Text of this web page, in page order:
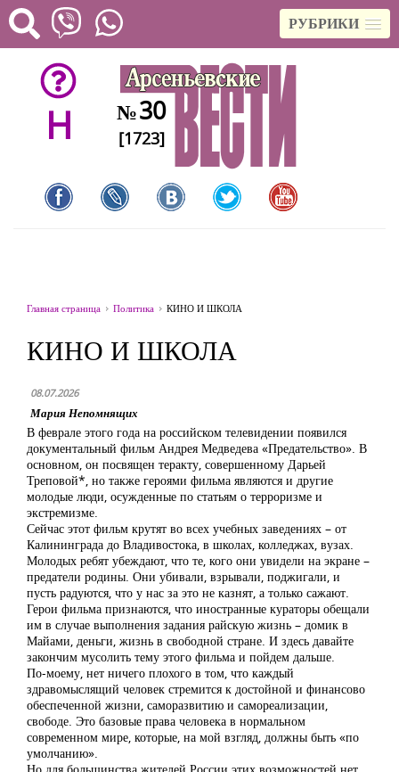
РУБРИКИ
H №30
[1723]
Главная страница Политика КИНО И ШКОЛА
КИНО И ШКОЛА
08.07.2026
Мария Непомнящих
В феврале этого года на российском телевидении появился
документальный фильм Андрея Медведева «Предательство». В
основном, он посвящен теракту, совершенному Дарьей
Треповой*, но также героями фильма являются и другие
молодые люди, осужденные по статьям о терроризме и
экстремизме.
Сейчас этот фильм крутят во всех учебных заведениях – от
Калининграда до Владивостока, в школах, колледжах, вузах.
Молодых ребят убеждают, что те, кого они увидели на экране –
предатели родины. Они убивали, взрывали, поджигали, и
пусть радуются, что у нас за это не казнят, а только сажают.
Герои фильма признаются, что иностранные кураторы обещали
им в случае выполнения задания райскую жизнь – домик в
Майами, деньги, жизнь в свободной стране. И здесь давайте
закончим мусолить тему этого фильма и пойдем дальше.
По-моему, нет ничего плохого в том, что каждый
здравомыслящий человек стремится к достойной и финансово
обеспеченной жизни, саморазвитию и самореализации,
свободе. Это базовые права человека в нормальном
современном мире, которые, на мой взгляд, должны быть «по
умолчанию».